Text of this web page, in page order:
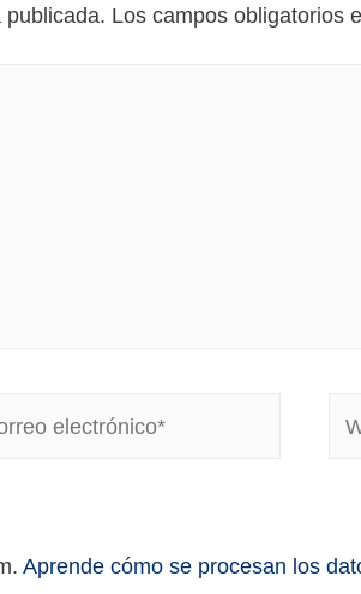
publicada. Los campos obligatorios
Aprende cómo se procesan los